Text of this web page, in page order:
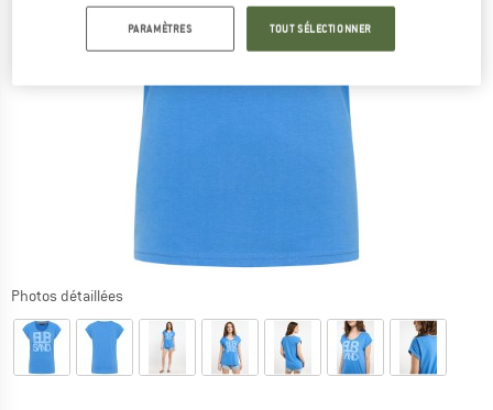
Photos détaillées
PARAMÈTRES TOUT SÉLECTIONNER